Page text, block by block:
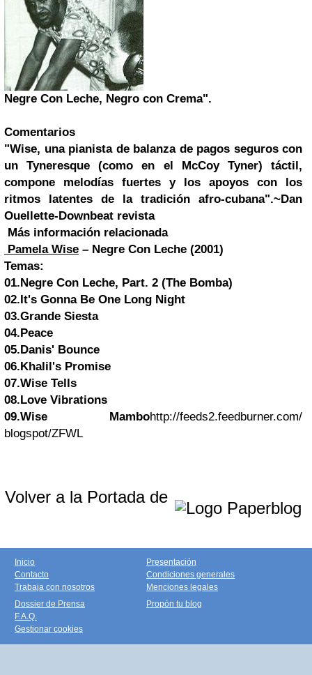
Negre Con Leche, Negro con Crema".
Comentarios
"Wise, una pianista de balanza de pagos seguros con
un Tyneresque (como en el McCoy Tyner) táctil,
compone melodías fuertes y los apoyos con los
ritmos latentes de la tradición afro-cubana".~Dan
Ouellette-Downbeat revista
Más información relacionada
Pamela Wise – Negre Con Leche (2001)
Temas:
01.Negre Con Leche, Part. 2 (The Bomba)
02.It's Gonna Be One Long Night
03.Grande Siesta
04.Peace
05.Danis' Bounce
06.Khalil's Promise
07.Wise Tells
08.Love Vibrations
09.Wise Mambohttp://feeds2.feedburner.com/
blogspot/ZFWL
Volver a la Portada de
Inicio
Contacto
Trabaja con nosotros
Presentación
Condiciones generales
Menciones legales
Dossier de Prensa
F.A.Q.
Gestionar cookies
Propón tu blog